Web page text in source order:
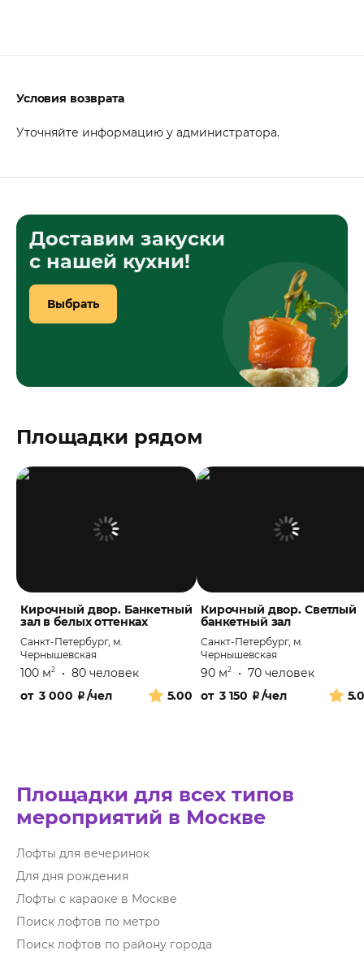
Условия возврата
Уточняйте информацию у администратора.
Доставим закуски
с нашей кухни!
Выбрать
Площадки рядом
Кирочный двор. Банкетный
зал в белых оттенках
Санкт-Петербург, м.
Чернышевская
100 м2 • 80 человек
5.00
от3 000 ₽/чел
Кирочный двор. Светлый
банкетный зал
Санкт-Петербург, м.
Чернышевская
90 м2 • 70 человек
от3 150 ₽/чел
Площадки для всех типов
мероприятий в Москве
Лофты для вечеринок
Для дня рождения
Лофты с караоке в Москве
Поиск лофтов по метро
Поиск лофтов по району города